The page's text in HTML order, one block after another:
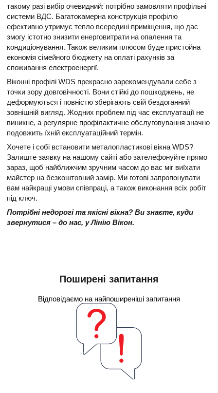
такому разі вибір очевидний: потрібно замовляти профільні
системи ВДС. Багатокамерна конструкція профілю
ефективно утримує тепло всередині приміщення, що дає
змогу істотно знизити енерговитрати на опалення та
кондиціонування. Також великим плюсом буде пристойна
економія сімейного бюджету на оплаті рахунків за
споживання електроенергії.
Віконні профілі WDS прекрасно зарекомендували себе з
точки зору довговічності. Вони стійкі до пошкоджень, не
деформуються і повністю зберігають свій бездоганний
зовнішній вигляд. Жодних проблем під час експлуатації не
виникне, а регулярне профілактичне обслуговування значно
подовжить їхній експлуатаційний термін.
Хочете і собі встановити металопластикові вікна WDS?
Залиште заявку на нашому сайті або зателефонуйте прямо
зараз, щоб найближчим зручним часом до вас міг виїхати
майстер на безкоштовний замір. Ми готові запропонувати
вам найкращі умови співпраці, а також виконання всіх робіт
під ключ.
Потрібні недорогі та якісні вікна? Ви знаєте, куди
звернутися – до нас, у Лінію Вікон.
Поширені запитання
Відповідаємо на найпоширеніші запитання